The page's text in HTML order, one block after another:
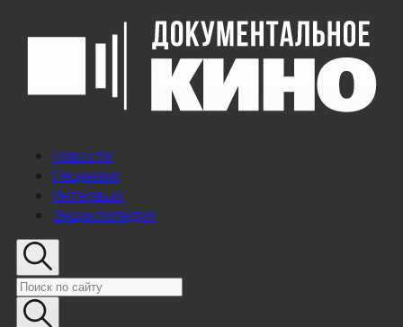
Новости
Рецензии
Интервью
Энциклопедия